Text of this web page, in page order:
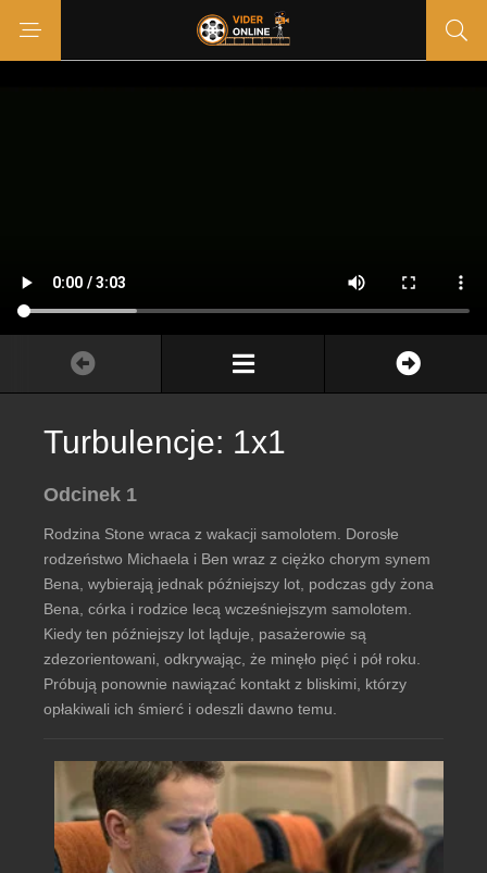
Turbulencje: 1x1
Odcinek 1
Rodzina Stone wraca z wakacji samolotem. Dorosłe
rodzeństwo Michaela i Ben wraz z ciężko chorym synem
Bena, wybierają jednak późniejszy lot, podczas gdy żona
Bena, córka i rodzice lecą wcześniejszym samolotem.
Kiedy ten późniejszy lot ląduje, pasażerowie są
zdezorientowani, odkrywając, że minęło pięć i pół roku.
Próbują ponownie nawiązać kontakt z bliskimi, którzy
opłakiwali ich śmierć i odeszli dawno temu.